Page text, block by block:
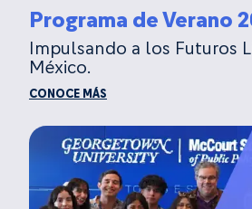
Programa de Verano
Impulsando a los Futuros
México.
CONOCE MÁS